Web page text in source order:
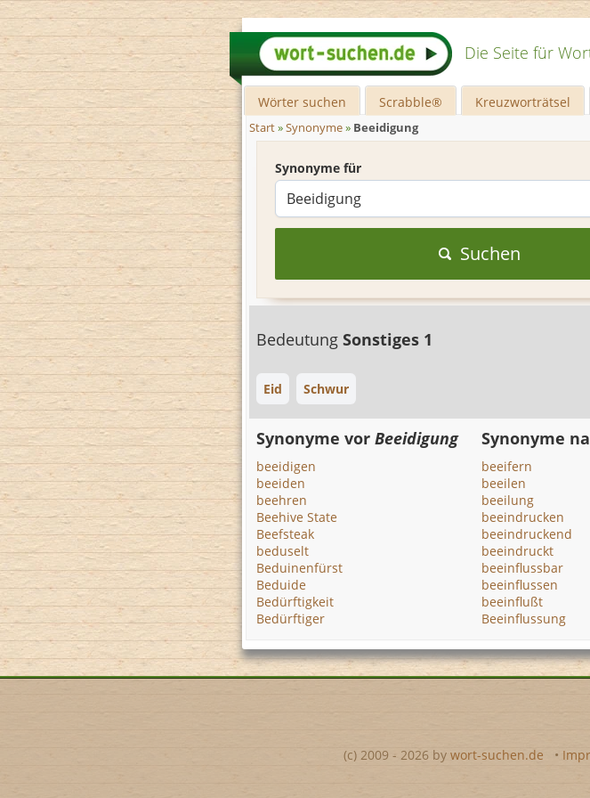
Die Seite für
Wörter suchen Scrabble® Kreuzworträtsel
Start»Synonyme» Beeidigung
Synonyme für
Suchen
Bedeutung Sonstiges 1
Eid Schwur
Synonyme vor Beeidigung
beeidigen
beeiden
beehren
Beehive State
Beefsteak
beduselt
Beduinenfürst
Beduide
Bedürftigkeit
Bedürftiger
Synonyme
beeifern
beeilen
beeilung
beeindrucken
beeindruckend
beeindruckt
beeinflussbar
beeinflussen
beeinflußt
Beeinflussung
(c) 2009 - 2026 by wort-suchen.de •